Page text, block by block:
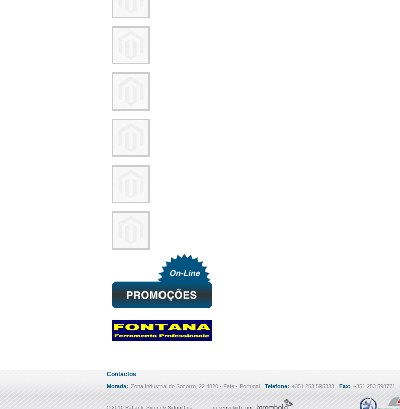
Contactos
Morada: Zona Industrial do Socorro, 22 4820 - Fafe - Portugal Telefone: +351 253 595333 Fax: +351 253 598771
© 2010 Raffaele Sidoni & Sidoni Lda desenvolvido por: